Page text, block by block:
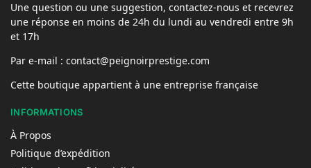
Une question ou une suggestion, contactez-nous et recevrez
une réponse en moins de 24h du lundi au vendredi entre 9h
et 17h
Par e-mail : contact@peignoirprestige.com
Cette boutique appartient à une entreprise française
INFORMATIONS
À Propos
Politique d’expédition